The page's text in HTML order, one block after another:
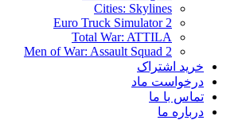
Cities: Skylines
Euro Truck Simulator 2
Total War: ATTILA
Men of War: Assault Squad 2
خرید اشتراک
درخواست ماد
تماس با ما
درباره ما